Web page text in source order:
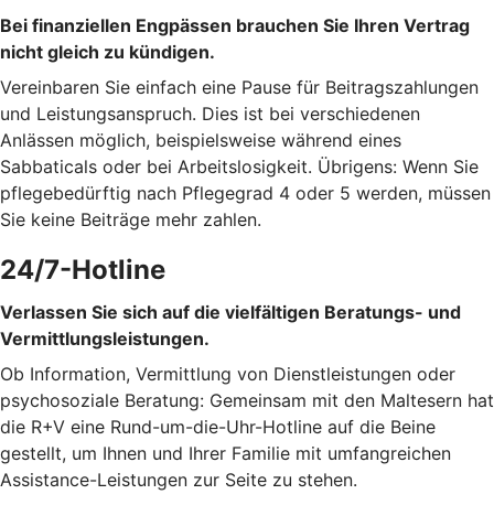
Bei finanziellen Engpässen brauchen Sie Ihren Vertrag
nicht gleich zu kündigen.
Vereinbaren Sie einfach eine Pause für Beitragszahlungen
und Leistungsanspruch. Dies ist bei verschiedenen
Anlässen möglich, beispielsweise während eines
Sabbaticals oder bei Arbeitslosigkeit. Übrigens: Wenn Sie
pflegebedürftig nach Pflegegrad 4 oder 5 werden, müssen
Sie keine Beiträge mehr zahlen.
24/7-Hotline
Verlassen Sie sich auf die vielfältigen Beratungs- und
Vermittlungsleistungen.
Ob Information, Vermittlung von Dienstleistungen oder
psychosoziale Beratung: Gemeinsam mit den Maltesern hat
die R+V eine Rund-um-die-Uhr-Hotline auf die Beine
gestellt, um Ihnen und Ihrer Familie mit umfangreichen
Assistance-Leistungen zur Seite zu stehen.